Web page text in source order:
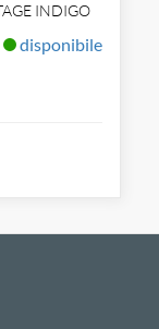
INDIGO
disponibile